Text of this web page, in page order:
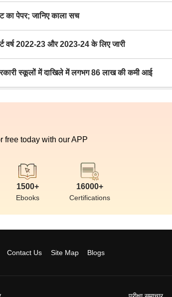
का पेपर; जानिए काला सच
वर्ष 2022-23 और 2023-24 के लिए जारी
स्कूलों में दाखिले में लगभग 86 लाख की कमी आई
free today with our APP
1500+
Ebooks
16000+
Certifications
Contact Us Site Map Blogs